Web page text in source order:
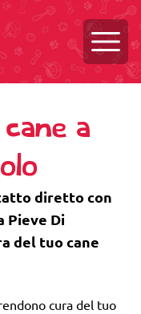
a
diretto con
Pieve Di
del tuo cane
cura del tuo